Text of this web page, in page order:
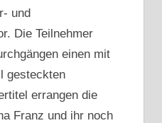
und
Die Teilnehmer
einen mit
gesteckten
errangen die
Franz und ihr noch